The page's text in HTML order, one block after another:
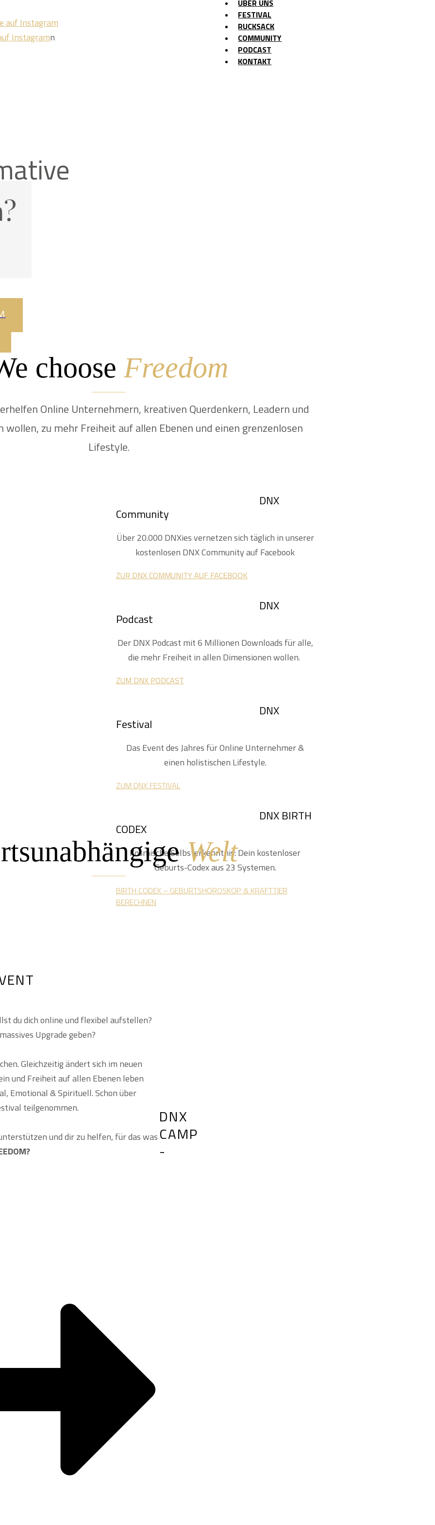
ÜBER UNS
FESTIVAL
RUCKSACK
COMMUNITY
PODCAST
KONTAKT
?
choose Freedom
Online Unternehmern, kreativen Querdenkern, Leadern und
wollen, zu mehr Freiheit auf allen Ebenen und einen grenzenlosen
Lifestyle.
DNX
Community
Über 20.000 DNXies vernetzen sich täglich in unserer
kostenlosen DNX Community auf Facebook
ZUR DNX COMMUNITY AUF FACEBOOK
DNX
Podcast
Der DNX Podcast mit 6 Millionen Downloads für alle,
die mehr Freiheit in allen Dimensionen wollen.
ZUM DNX PODCAST
DNX
Festival
Das Event des Jahres für Online Unternehmer &
einen holistischen Lifestyle.
ZUM DNX FESTIVAL
DNX BIRTH
CODEX
Kosmische Selbsterkenntnis: Dein kostenloser
Geburts-Codex aus 23 Systemen.
BIRTH CODEX – GEBURTSHOROSKOP & KRAFTTIER
BERECHNEN
Welt
du dich online und flexibel aufstellen?
Upgrade geben?
Gleichzeitig ändert sich im neuen
und Freiheit auf allen Ebenen leben
Emotional & Spirituell. Schon über
teilgenommen.
und dir zu helfen, für das was
DNX
CAMP
-
auf Instagram
Instagramn